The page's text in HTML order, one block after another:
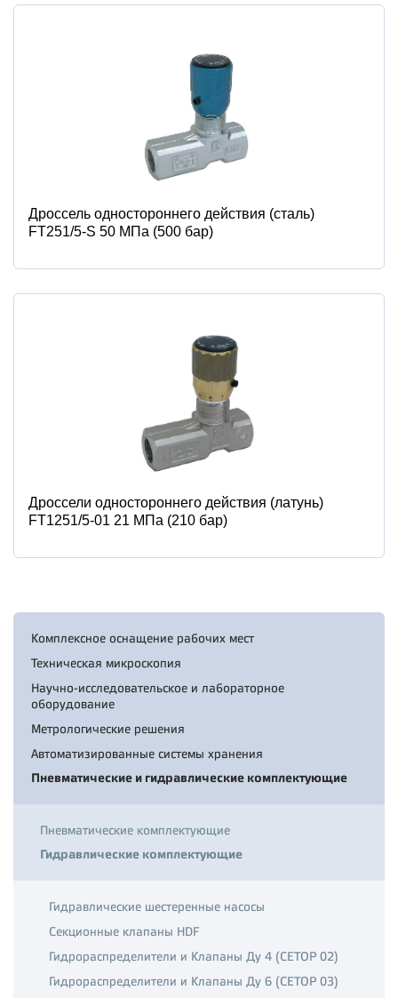
Дроссель одностороннего действия (сталь)
FT251/5-S 50 МПа (500 бар)
Дроссели одностороннего действия (латунь)
FT1251/5-01 21 МПа (210 бар)
Комплексное оснащение рабочих мест
Техническая микроскопия
Научно-исследовательское и лабораторное
оборудование
Метрологические решения
Автоматизированные системы хранения
Пневматические и гидравлические комплектующие
Пневматические комплектующие
Гидравлические комплектующие
Гидравлические шестеренные насосы
Секционные клапаны HDF
Гидрораспределители и Клапаны Ду 4 (CETOP 02)
Гидрораспределители и Клапаны Ду 6 (CETOP 03)